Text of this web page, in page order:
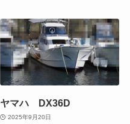
ヤマハ DX36D
2025年9月20日